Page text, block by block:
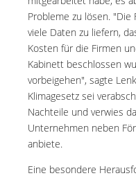
Probleme zu lösen.
viele Daten zu liefern,
Kosten für die Firmen
Kabinett beschlossen
vorbeigehen", sagte
Klimagesetz sei
Nachteile und verwies
Unternehmen neben
anbiete.
Eine besondere